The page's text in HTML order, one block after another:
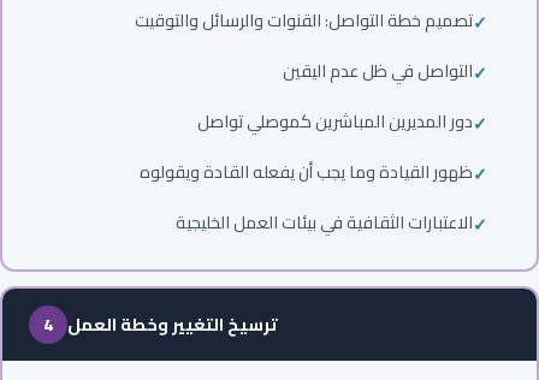
تصميم خطة التواصل: القنوات والرسائل والتوقيت
التواصل في ظل عدم اليقين
دور المديرين المباشرين كموصلي تواصل
ظهور القيادة وما يجب أن يفعله القادة ويقولوه
الاعتبارات الثقافية في بيئات العمل الخليجية
4 ترسيخ التغيير وخطة العمل